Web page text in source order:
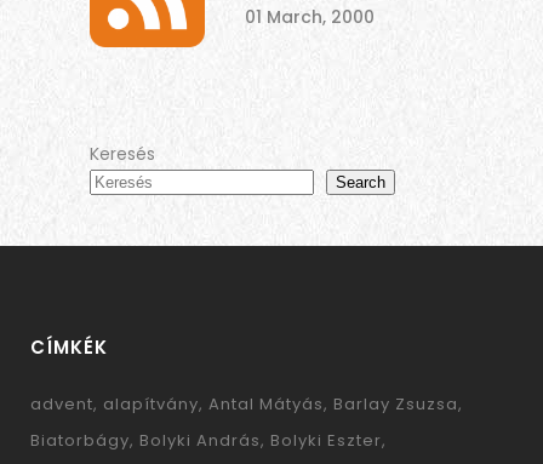
01 March, 2000
Keresés
Search
CÍMKÉK
advent alapítvány Antal Mátyás Barlay Zsuzsa
Biatorbágy Bolyki András Bolyki Eszter